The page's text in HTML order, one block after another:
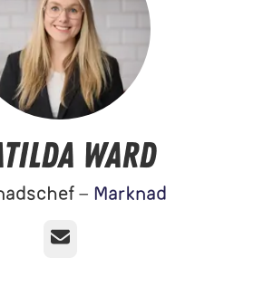
Ward
– Marknad
E-post